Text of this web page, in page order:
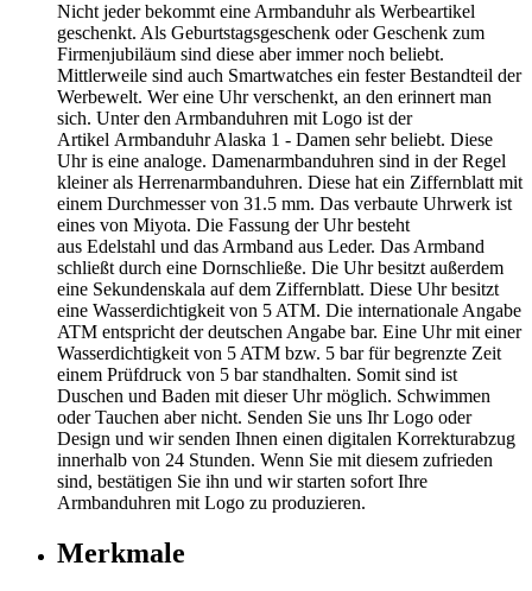
Nicht jeder bekommt eine Armbanduhr als Werbeartikel
geschenkt. Als Geburtstagsgeschenk oder Geschenk zum
Firmenjubiläum sind diese aber immer noch beliebt.
Mittlerweile sind auch Smartwatches ein fester Bestandteil der
Werbewelt. Wer eine Uhr verschenkt, an den erinnert man
sich. Unter den Armbanduhren mit Logo ist der
Artikel Armbanduhr Alaska 1 - Damen sehr beliebt. Diese
Uhr is eine analoge. Damenarmbanduhren sind in der Regel
kleiner als Herrenarmbanduhren. Diese hat ein Ziffernblatt mit
einem Durchmesser von 31.5 mm. Das verbaute Uhrwerk ist
eines von Miyota. Die Fassung der Uhr besteht
aus Edelstahl und das Armband aus Leder. Das Armband
schließt durch eine Dornschließe. Die Uhr besitzt außerdem
eine Sekundenskala auf dem Ziffernblatt. Diese Uhr besitzt
eine Wasserdichtigkeit von 5 ATM. Die internationale Angabe
ATM entspricht der deutschen Angabe bar. Eine Uhr mit einer
Wasserdichtigkeit von 5 ATM bzw. 5 bar für begrenzte Zeit
einem Prüfdruck von 5 bar standhalten. Somit sind ist
Duschen und Baden mit dieser Uhr möglich. Schwimmen
oder Tauchen aber nicht. Senden Sie uns Ihr Logo oder
Design und wir senden Ihnen einen digitalen Korrekturabzug
innerhalb von 24 Stunden. Wenn Sie mit diesem zufrieden
sind, bestätigen Sie ihn und wir starten sofort Ihre
Armbanduhren mit Logo zu produzieren.
Merkmale